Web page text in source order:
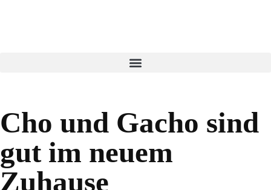
Cho und Gacho sind
gut im neuem
Zuhause